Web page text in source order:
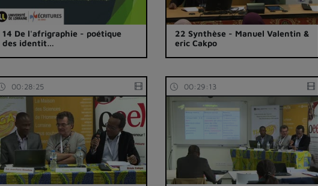
14 De l'afrigraphie - poétique
des identit…
22 Synthèse - Manuel Valentin &
eric Cakpo
00:28:25 00:29:13